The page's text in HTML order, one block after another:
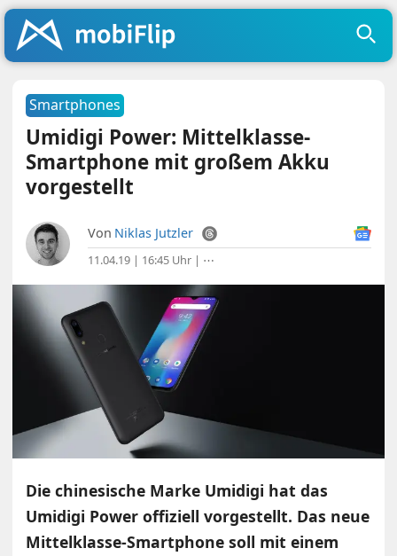
Smartphones
Umidigi Power: Mittelklasse-
Smartphone mit großem Akku
vorgestellt
Von Niklas Jutzler
11.04.19 | 16:45 Uhr | ⋯
Die chinesische Marke Umidigi hat das
Umidigi Power offiziell vorgestellt. Das neue
Mittelklasse-Smartphone soll mit einem